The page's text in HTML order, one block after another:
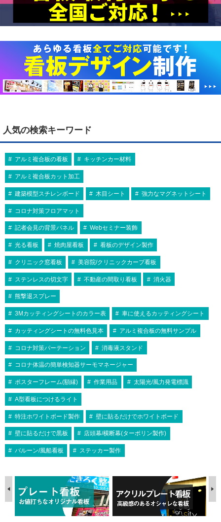
人気の検索キーワード
アルミ複合板の看板 キッチンカー材料
アルミ複合板カット加工
建築模型スチレンボード 木目シート 強力なマグネットシート
コロナ対策フロアマット
記者会見の背景パネル Webセミナー装飾
光る看板 焼肉屋看板 看板のデザイン製作
クリニック窓看板 美容院/クリニックカーブ看板
ステンレスの切文字 不動産の間取り看板 消火器
熊撃退スプレー
3Mカッティングシートのカラー表 車に使えるカッティングシート
カッティングシートの無料色見本 アルミ複合板の無料サンプル
コロナ対策パーテーション 消毒液スタンド
コロナ体温の簡単検知器サーモマネージャー
ポスターフレーム(額縁) 作業用品 太陽光/風力発電標識
A型看板につけるライト
特注ホワイトボード製作 壁に貼るだけでホワイトボード
壁に貼るだけで黒板 店頭幕/横断幕(ターポリン製作)
バルーン/風船看板 ステッカー製作